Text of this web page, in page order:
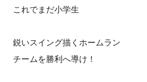
これでまだ小学生
鋭いスイング描くホームラン
チームを勝利へ導け！